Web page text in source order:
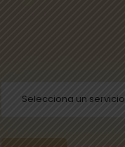
Selecciona un servicio